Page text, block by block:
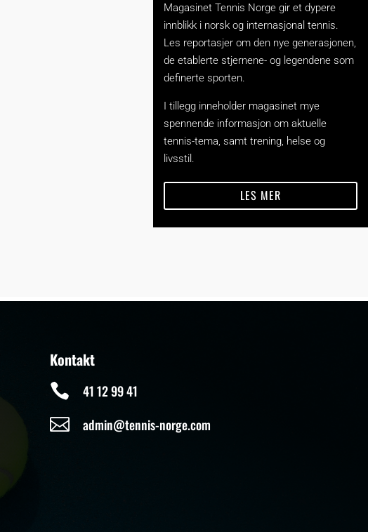
Magasinet Tennis Norge gir et dypere
innblikk i norsk og internasjonal tennis.
Les reportasjer om den nye generasjonen,
de etablerte stjernene- og legendene som
definerte sporten.
I tillegg inneholder magasinet mye
spennende informasjon om aktuelle
tennis-tema, samt trening, helse og
livsstil.
LES MER
Kontakt
 41 12 99 41
 admin@tennis-norge.com